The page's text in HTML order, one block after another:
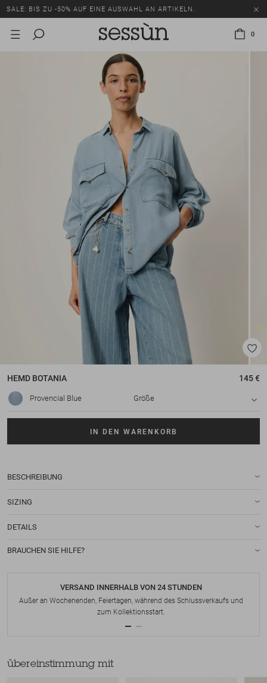
SALE: BIS ZU -50% AUF EINE AUSWAHL AN ARTIKELN.
0
HEMD BOTANIA 145 €
Provencial Blue Größe
IN DEN WARENKORB
BESCHREIBUNG
SIZING
DETAILS
BRAUCHEN SIE HILFE?
VERSAND INNERHALB VON 24 STUNDEN
Außer an Wochenenden, Feiertagen, während des Schlussverkaufs und
zum Kollektionsstart.
übereinstimmung mit